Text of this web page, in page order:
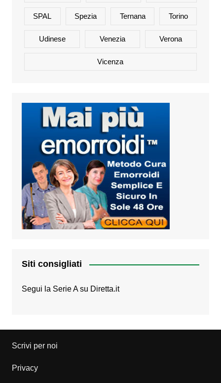
SPAL Spezia Ternana Torino
Udinese Venezia Verona
Vicenza
Siti consigliati
Segui la Serie A su Diretta.it
Scrivi per noi
Privacy